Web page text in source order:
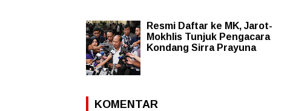
Resmi Daftar ke MK, Jarot-
Mokhlis Tunjuk Pengacara
Kondang Sirra Prayuna
KOMENTAR